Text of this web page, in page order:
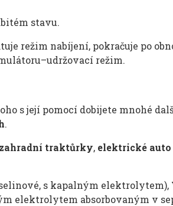
stavu.
režim nabíjení, pokračuje po
režim.
s její pomocí dobijete mnohé
.
zahradní traktůrky, elektrické auto
s kapalným elektrolytem),
elektrolytem absorbovaným v